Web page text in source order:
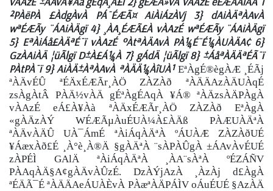
²PÀëPÀ £ÀdgÀvÀ PÁ¯ÉÆÃ¤ AiÀiÁzÀVj 3} dAiÀÄªÀAvÀ
wªÉÆÃy ¨ÁAiÀÄgï 4} ¸ÀA¸ÉÆÃ£À vÀAzÉ wªÉÆÃy ¨ÁAiÀÄgï
5} EªÀiÁå£ÀÄªÉ¯ï vÀAzÉ ºÀtªÀÄAvÀ PÀ¼É¨É¼ÀUÀÄA¢ 6}
GzÀAiÀÄ ¦üÃlgï D±À£Á¼À 7} gÁdÄ ¦üÃlgï 8} ±ÁåªÀÄÄªÉÃ¯ï
PÀtPÀ¯ï 9} AiÀÄ±ÀªÀAvÀ ªÀÄÄ¼ÀîUÀ¹EªÀgÉ®ègÀÆ ¸ÉÃj
ªÀÄvÉÛ ªÉÄxÉÆÃr¸ÀÖ ZÀZÀð ªÀÄÄAzÀÄUÀqÉ
zsÀgÀtÂ PÀÄ½vÀÄ gÉªÀgÉAqÀ ¥Á® ªÀÄzsÀÄPÀgÀ
vÀAzÉ eÁ£À¥Àà ªÀÄxÉÆÃr¸ÀÖ ZÀZÀð EªÀgÀ
«gÀÄzÀÝ WÉÆÃµÀuÉUÀ¼À£ÀÄß PÀÆUÀÄªÀ
ªÀÄvÀÄÛ UÀ¯ÁmÉ ªÀiÁqÀÄªÀ ºÁUÀÆ ZÀZÀðUÉ
¥ÁæxÀð£É ¸À°è¸À®Ä §gÀÄªÀ ¨sÀPÀÛgÀ ±ÁAvÀvÉUÉ
zÀPÉÌ GAlÄ ªÀiÁqÀÄªÀ ¸ÀA¨sÀªÀ ºÉZÁÑV
PÀAqÀÄ§A¢gÀÄvÀÛzÉ. DzÀÝjAzÀ ¸ÀzÀj d£ÀgÀ
ªÉÄÃ¯É ªÀÄÄAeÁUÀÈvÀ PÀæªÀÄPÁÌV oÁuÉUÉ §AzÀÄ